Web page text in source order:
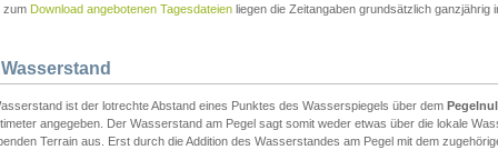
zum Download angebotenen Tagesdateien liegen die Zeitangaben grundsätzlich ganzjährig
ist der lotrechte Abstand eines Punktes des Wasserspiegels über dem
angegeben. Der Wasserstand am Pegel sagt somit weder etwas über die lokale
Terrain aus. Erst durch die Addition des Wasserstandes am Pegel mit dem